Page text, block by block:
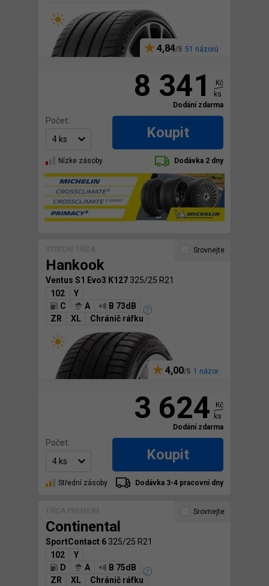
4,84 51 názorů
8 341
Kč
ks
Dodání zdarma
Počet:
Koupit
Nízke zásoby Dodávka 2 dny
STŘEDNÍ TŘÍDA
Hankook
Ventus S1 Evo3 K127 325/25 R21
102
Y
C
A
B 73dB
ZR
XL Chránič ráfku
4,00 1 názor
Srovnejte
3 624
Kč
ks
Dodání zdarma
Počet:
Koupit
Střední zásoby Dodávka 3-4 pracovní dny
TŘÍDA PREMIUM
Continental
SportContact 6 325/25 R21
102
Y
D
A
B 75dB
ZR
XL Chránič ráfku
Srovnejte